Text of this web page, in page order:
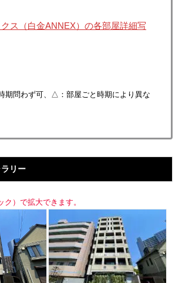
ス（白金ANNEX）の各部屋詳細写
問わず可、△：部屋ごと時期により異な
リー
）で拡大できます。